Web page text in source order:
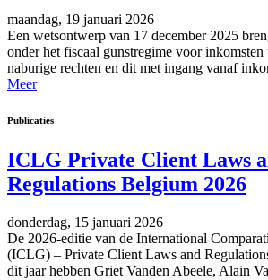
maandag, 19 januari 2026
Een wetsontwerp van 17 december 2025
onder het fiscaal gunstregime voor inkomsten
naburige rechten en dit met ingang vanaf
Meer
Publicaties
ICLG Private Client Laws
Regulations Belgium 2026
donderdag, 15 januari 2026
De 2026-editie van de International
(ICLG) – Private Client Laws and
dit jaar hebben Griet Vanden Abeele, Alain